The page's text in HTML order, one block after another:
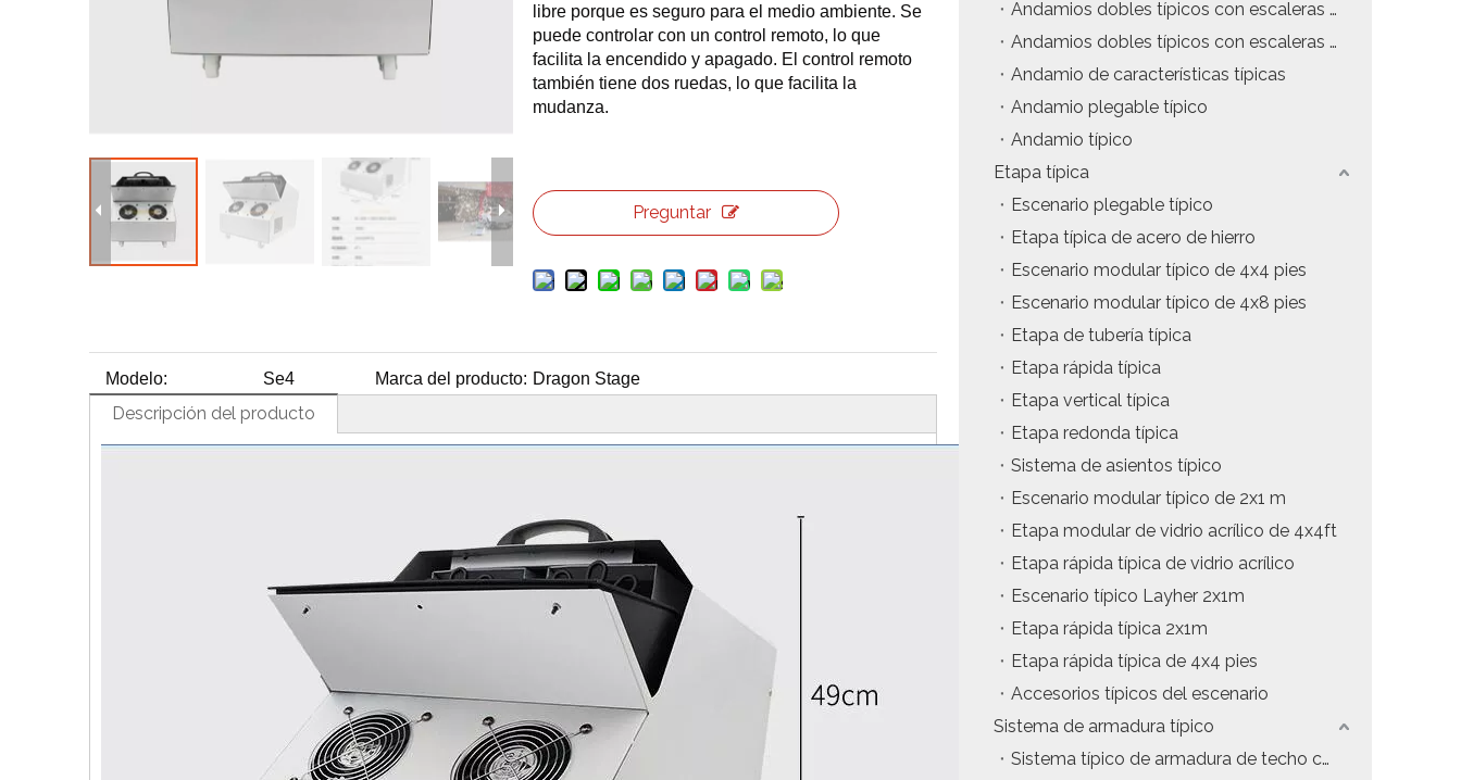
Herramientas y accesorios de escenarioCaja de embalaje para eventos
Joyería para eventos de boda
Precio del estuche de vuelo
Precio de la maquinaria de escenario
Precio de la carpa para eventos
Precio del andamio de aluminio
producto tipico
libre porque es seguro para el medio ambiente. Se
puede controlar con un control remoto, lo que
facilita la encendido y apagado. El control remoto
también tiene dos ruedas, lo que facilita la
mudanza.
Preguntar
Modelo: Se4 Marca del producto: Dragon Stage
Descripción del producto
Andamios dobles típicos con escaleras colgantes
Andamios dobles típicos con escaleras de inclinación
Andamio de características típicas
Andamio plegable típico
Andamio típico
Etapa típica
Escenario plegable típico
Etapa típica de acero de hierro
Escenario modular típico de 4x4 pies
Escenario modular típico de 4x8 pies
Etapa de tubería típica
Etapa rápida típica
Etapa vertical típica
Etapa redonda típica
Sistema de asientos típico
Escenario modular típico de 2x1 m
Etapa modular de vidrio acrílico de 4x4ft
Etapa rápida típica de vidrio acrílico
Escenario típico Layher 2x1m
Etapa rápida típica 2x1m
Etapa rápida típica de 4x4 pies
Accesorios típicos del escenario
Sistema de armadura típico
Sistema típico de armadura de techo con estructura en A